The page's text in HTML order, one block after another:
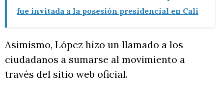
fue invitada a la posesión presidencial en Cali
Asimismo, López hizo un llamado a los
ciudadanos a sumarse al movimiento a
través del sitio web oficial.